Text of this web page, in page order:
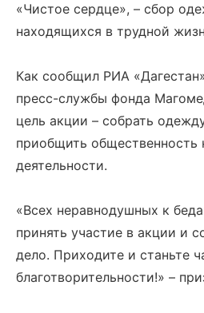
«Чистое сердце», – сбор
находящихся в трудной
Как сообщил РИА
пресс-службы фонда
цель акции – собрать
приобщить общественность
деятельности.
«Всех неравнодушных к
принять участие в акции и
дело. Приходите и станьте
благотворительности!» –